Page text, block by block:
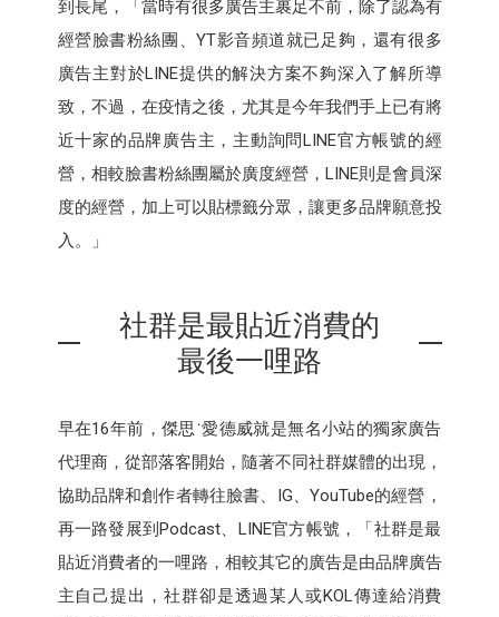
到長尾，「當時有很多廣告主裹足不前，除了認為有
經營臉書粉絲團、YT影音頻道就已足夠，還有很多
廣告主對於LINE提供的解決方案不夠深入了解所導
致，不過，在疫情之後，尤其是今年我們手上已有將
近十家的品牌廣告主，主動詢問LINE官方帳號的經
營，相較臉書粉絲團屬於廣度經營，LINE則是會員深
度的經營，加上可以貼標籤分眾，讓更多品牌願意投
入。」
社群是最貼近消費的
最後一哩路
早在16年前，傑思˙愛德威就是無名小站的獨家廣告
代理商，從部落客開始，隨著不同社群媒體的出現，
協助品牌和創作者轉往臉書、IG、YouTube的經營，
再一路發展到Podcast、LINE官方帳號，「社群是最
貼近消費者的一哩路，相較其它的廣告是由品牌廣告
主自己提出，社群卻是透過某人或KOL傳達給消費